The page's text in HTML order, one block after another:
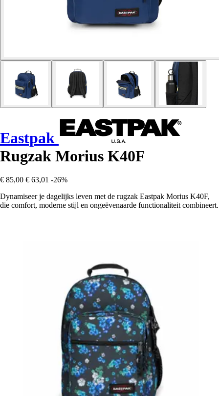
Eastpak
Rugzak Morius K40F
€ 85,00 € 63,01 -26%
Dynamiseer je dagelijks leven met de rugzak Eastpak Morius K40F,
die comfort, moderne stijl en ongeëvenaarde functionaliteit combineert.